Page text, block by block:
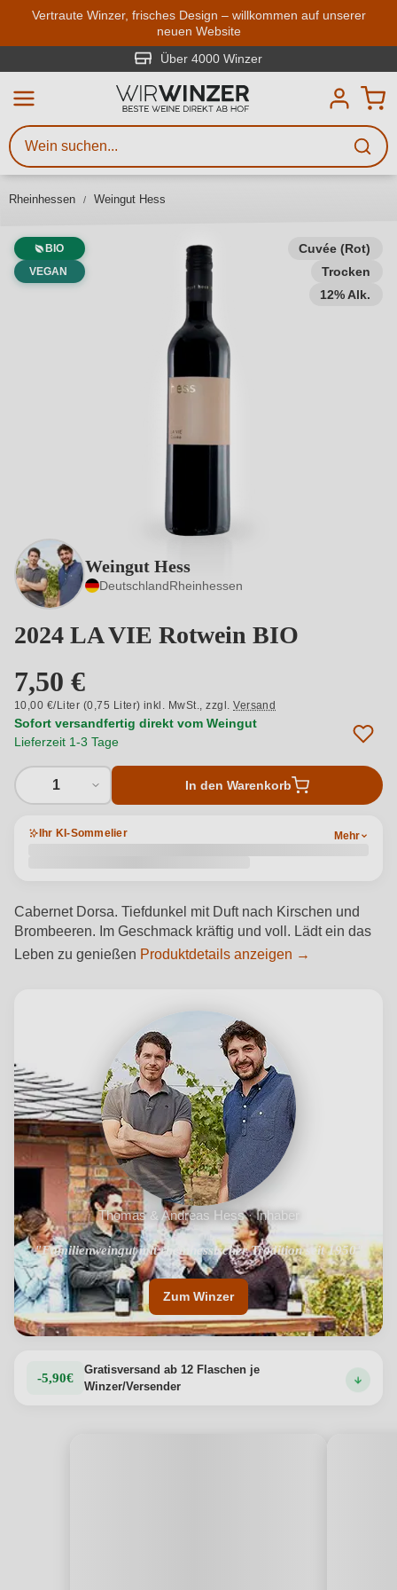
Zum Hauptinhalt springen
Vertraute Winzer, frisches Design – willkommen auf unserer
neuen Website
Über 4000 Winzer
Rheinhessen Weingut Hess
Cuvée (Rot)
Trocken
12% Alk.
BIO
VEGAN
Weingut Hess
DeutschlandRheinhessen
2024 LA VIE Rotwein BIO
7,50 €
10,00 €/Liter (0,75 Liter) inkl. MwSt.,zzgl.Versand
Sofort versandfertig direkt vom Weingut
Lieferzeit 1-3 Tage
1 In den Warenkorb
Ihr KI-Sommelier Mehr
Cabernet Dorsa. Tiefdunkel mit Duft nach Kirschen und
Brombeeren. Im Geschmack kräftig und voll. Lädt ein das
Leben zu genießen Produktdetails anzeigen →
Thomas & Andreas Hess · Inhaber
"Familienweingut mit rheinhessischer Tradition seit 1950"
Zum Winzer
-5,90€
Gratisversand ab 12 Flaschen je
Winzer/Versender
Weinsuche
Mindestens 3 Zeichen eingeben
Beschreiben Sie, welchen Wein
Sie suchen – ob nach Geschmack,
Region, Winzer oder anderen